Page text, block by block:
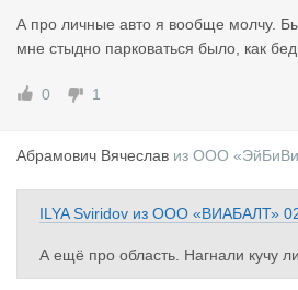
А про личные авто я вообще молчу.
мне стыдно парковаться было, как
0 1
Абрамович Вячеслав из ООО «ЭйБиВи
ILYA Sviridov из ООО «ВИАБАЛТ»
А ещё про область. Нагнали кучу
под крышу и варились на продаже